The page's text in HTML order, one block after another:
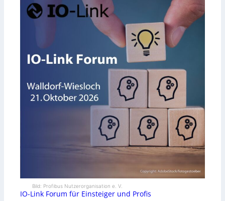
Bild: Profibus Nutzerorganisation e. V.
IO-Link Forum für Einsteiger und Profis